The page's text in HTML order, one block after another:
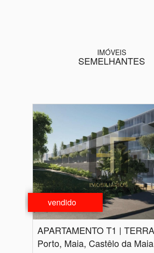
IMÓVEIS
SEMELHANTES
vendido
Porto, Maia, Castêlo da Maia